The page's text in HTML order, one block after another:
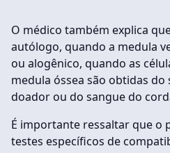
O médico também explica
autólogo, quando a medula
ou alogênico, quando as
medula óssea são obtidas
doador ou do sangue do
É importante ressaltar que o
testes específicos de